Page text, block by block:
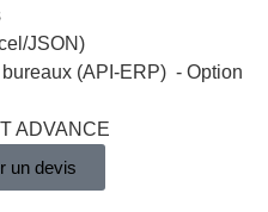
JSON)
(API-ERP) ​ - Option
ADVANCE
un devis